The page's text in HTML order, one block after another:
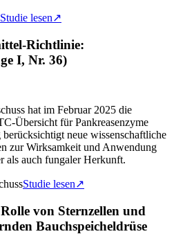
Studie lesen↗
Richtlinie:
I, Nr. 36)
hat im Februar 2025 die
Übersicht für Pankreasenzyme
neue wissenschaftliche
zur Wirksamkeit und Anwendung
als auch fungaler Herkunft.
Studie lesen↗
von Sternzellen und
Bauchspeicheldrüse